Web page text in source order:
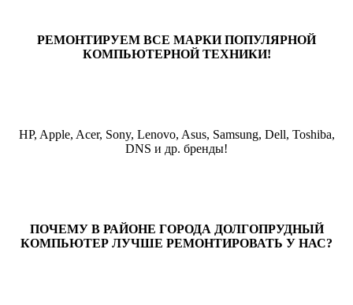
РЕМОНТИРУЕМ ВСЕ МАРКИ ПОПУЛЯРНОЙ
КОМПЬЮТЕРНОЙ ТЕХНИКИ!
HP, Apple, Acer, Sony, Lenovo, Asus, Samsung, Dell, Toshiba,
DNS и др. бренды!
ПОЧЕМУ В РАЙОНЕ ГОРОДА ДОЛГОПРУДНЫЙ
КОМПЬЮТЕР ЛУЧШЕ РЕМОНТИРОВАТЬ У НАС?